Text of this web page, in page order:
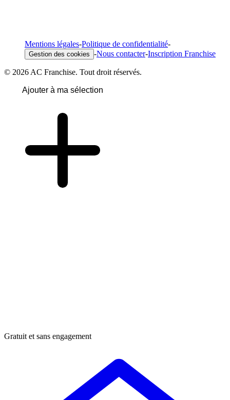
Mentions légales-Politique de confidentialité-
Gestion des cookies -Nous contacter-Inscription Franchise
© 2026 AC Franchise. Tout droit réservés.
Ajouter à ma sélection
Gratuit et sans engagement